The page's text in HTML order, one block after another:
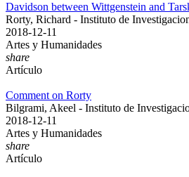
Davidson between Wittgenstein and
Rorty, Richard - Instituto de
2018-12-11
Artes y Humanidades
share
Artículo
Comment on Rorty
Bilgrami, Akeel - Instituto de
2018-12-11
Artes y Humanidades
share
Artículo